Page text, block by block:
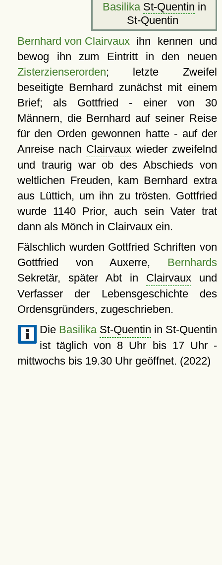
Basilika St-Quentin in
St-Quentin
Bernhard von Clairvauxihn kennen und
bewog ihn zum Eintritt in den neuen
Zisterzienserorden; letzte Zweifel
beseitigte Bernhard zunächst mit einem
Brief; als Gottfried - einer von 30
Männern, die Bernhard auf seiner Reise
für den Orden gewonnen hatte - auf der
Anreise nach Clairvauxwieder zweifelnd
und traurig war ob des Abschieds von
weltlichen Freuden, kam Bernhard extra
aus Lüttich, um ihn zu trösten. Gottfried
wurde 1140 Prior, auch sein Vater trat
dann als Mönch in Clairvaux ein.
Fälschlich wurden Gottfried Schriften von
Gottfried von Auxerre, Bernhards
Sekretär, später Abt in Clairvauxund
Verfasser der Lebensgeschichte des
Ordensgründers, zugeschrieben.
Die Basilika St-Quentin in St-Quentin
ist täglich von 8 Uhr bis 17 Uhr -
mittwochs bis 19.30 Uhr geöffnet. (2022)